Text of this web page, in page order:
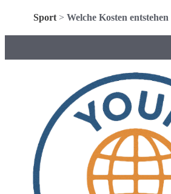
Sport > Welche Kosten